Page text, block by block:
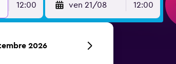
12:00 ven 21/08 12:00
2026